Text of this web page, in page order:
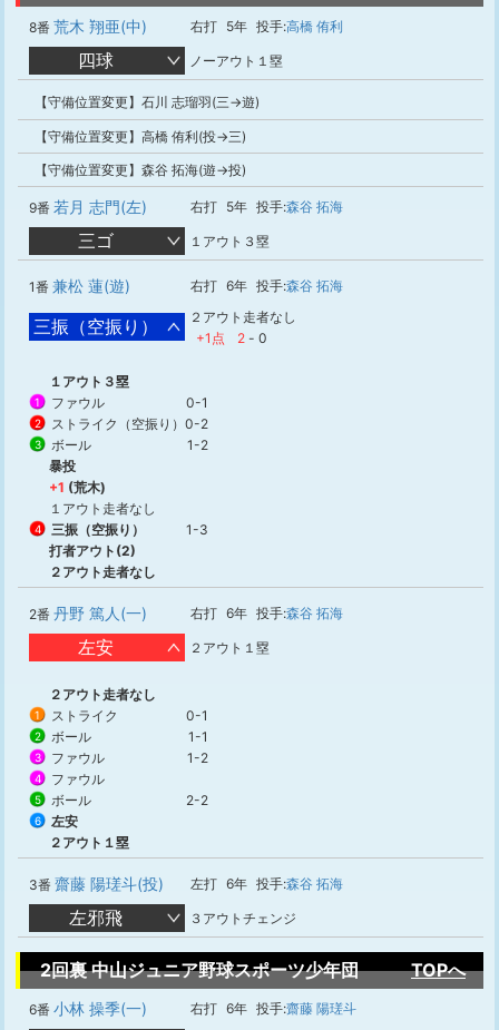
8番 荒木 翔亜(中) 右打 5年 投手:高橋 侑利
四球 ノーアウト１塁
【守備位置変更】石川 志瑠羽(三→遊)
【守備位置変更】高橋 侑利(投→三)
【守備位置変更】森谷 拓海(遊→投)
9番 若月 志門(左) 右打 5年 投手:森谷 拓海
三ゴ １アウト３塁
1番 兼松 蓮(遊) 右打 6年 投手:森谷 拓海
三振（空振り）
２アウト走者なし
+1点
2 - 0
１アウト３塁
1 ファウル 0-1
2 ストライク（空振り） 0-2
3 ボール
1-2
暴投
+1 (荒木)
１アウト走者なし
4 三振（空振り）
1-3
打者アウト(2)
２アウト走者なし
2番 丹野 篤人(一) 右打 6年 投手:森谷 拓海
左安 ２アウト１塁
２アウト走者なし
1 ストライク 0-1
2 ボール 1-1
3 ファウル 1-2
4 ファウル
5 ボール 2-2
6
左安
２アウト１塁
3番 齋藤 陽瑳斗(投) 左打 6年 投手:森谷 拓海
左邪飛 ３アウトチェンジ
2回裏 中山ジュニア野球スポーツ少年団 TOPへ
6番 小林 操季(一) 右打 6年 投手:齋藤 陽瑳斗